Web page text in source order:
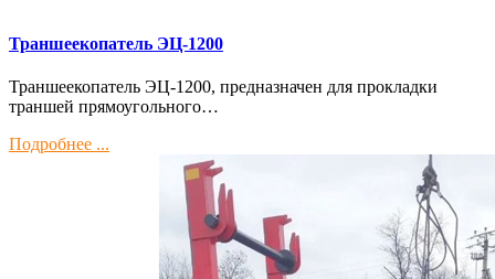
Траншеекопатель ЭЦ-1200
Траншеекопатель ЭЦ-1200, предназначен для прокладки
траншей прямоугольного…
Подробнее ...